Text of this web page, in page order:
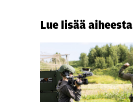
Lue lisää aiheesta